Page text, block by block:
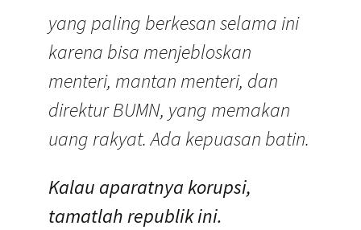
yang paling berkesan selama ini
karena bisa menjebloskan
menteri, mantan menteri, dan
direktur BUMN, yang memakan
uang rakyat. Ada kepuasan batin.
Kalau aparatnya korupsi,
tamatlah republik ini.